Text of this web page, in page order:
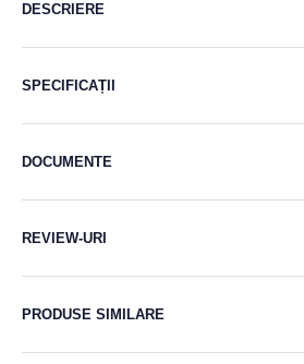
DESCRIERE
SPECIFICAȚII
DOCUMENTE
REVIEW-URI
PRODUSE SIMILARE